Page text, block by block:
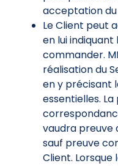
acceptation du
Le Client peut
en lui indiquant
commander.
réalisation du
en y précisant
essentielles.
vaudra preuve
sauf preuve
Client. Lorsque